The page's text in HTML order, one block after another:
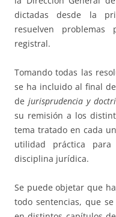
dictadas desde la
resuelven problemas
registral.
Tomando todas las
se ha incluido al final
de jurisprudencia y
su remisión a los
tema tratado en cada
utilidad práctica
disciplina jurídica.
Se puede objetar que
todo sentencias, que